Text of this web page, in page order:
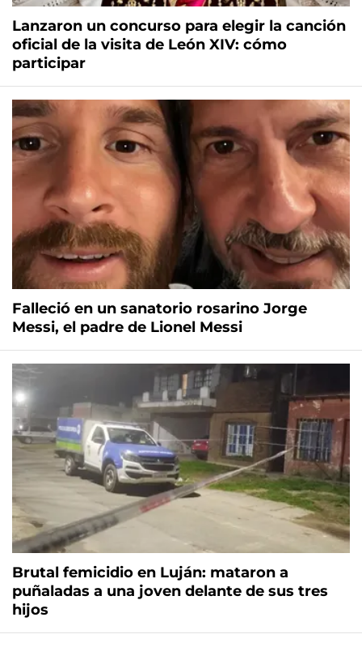
Lanzaron un concurso para elegir la canción
oficial de la visita de León XIV: cómo
participar
Falleció en un sanatorio rosarino Jorge
Messi, el padre de Lionel Messi
Brutal femicidio en Luján: mataron a
puñaladas a una joven delante de sus tres
hijos